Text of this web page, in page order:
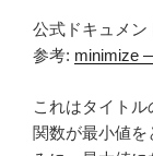
公式ドキュメン
参考: minimize
これはタイト
関数が最小値